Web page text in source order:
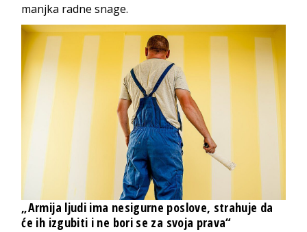
manjka radne snage.
„Armija ljudi ima nesigurne poslove, strahuje da
će ih izgubiti i ne bori se za svoja prava“